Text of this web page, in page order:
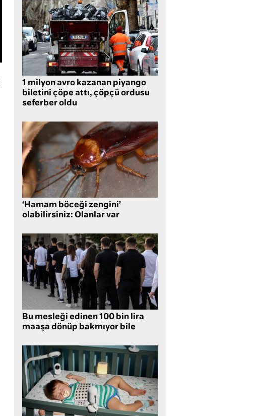
1 milyon avro kazanan piyango
biletini çöpe attı, çöpçü ordusu
seferber oldu
‘Hamam böceği zengini’
olabilirsiniz: Olanlar var
Bu mesleği edinen 100 bin lira
maaşa dönüp bakmıyor bile